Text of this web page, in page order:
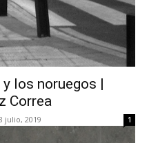
los noruegos |
Correa
julio, 2019 1